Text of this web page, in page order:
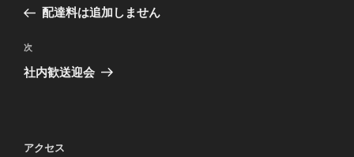
ナ
ビ
ゲ
の
稿
配達料は追加しません
次
の
次
社内歓送迎会
アクセス